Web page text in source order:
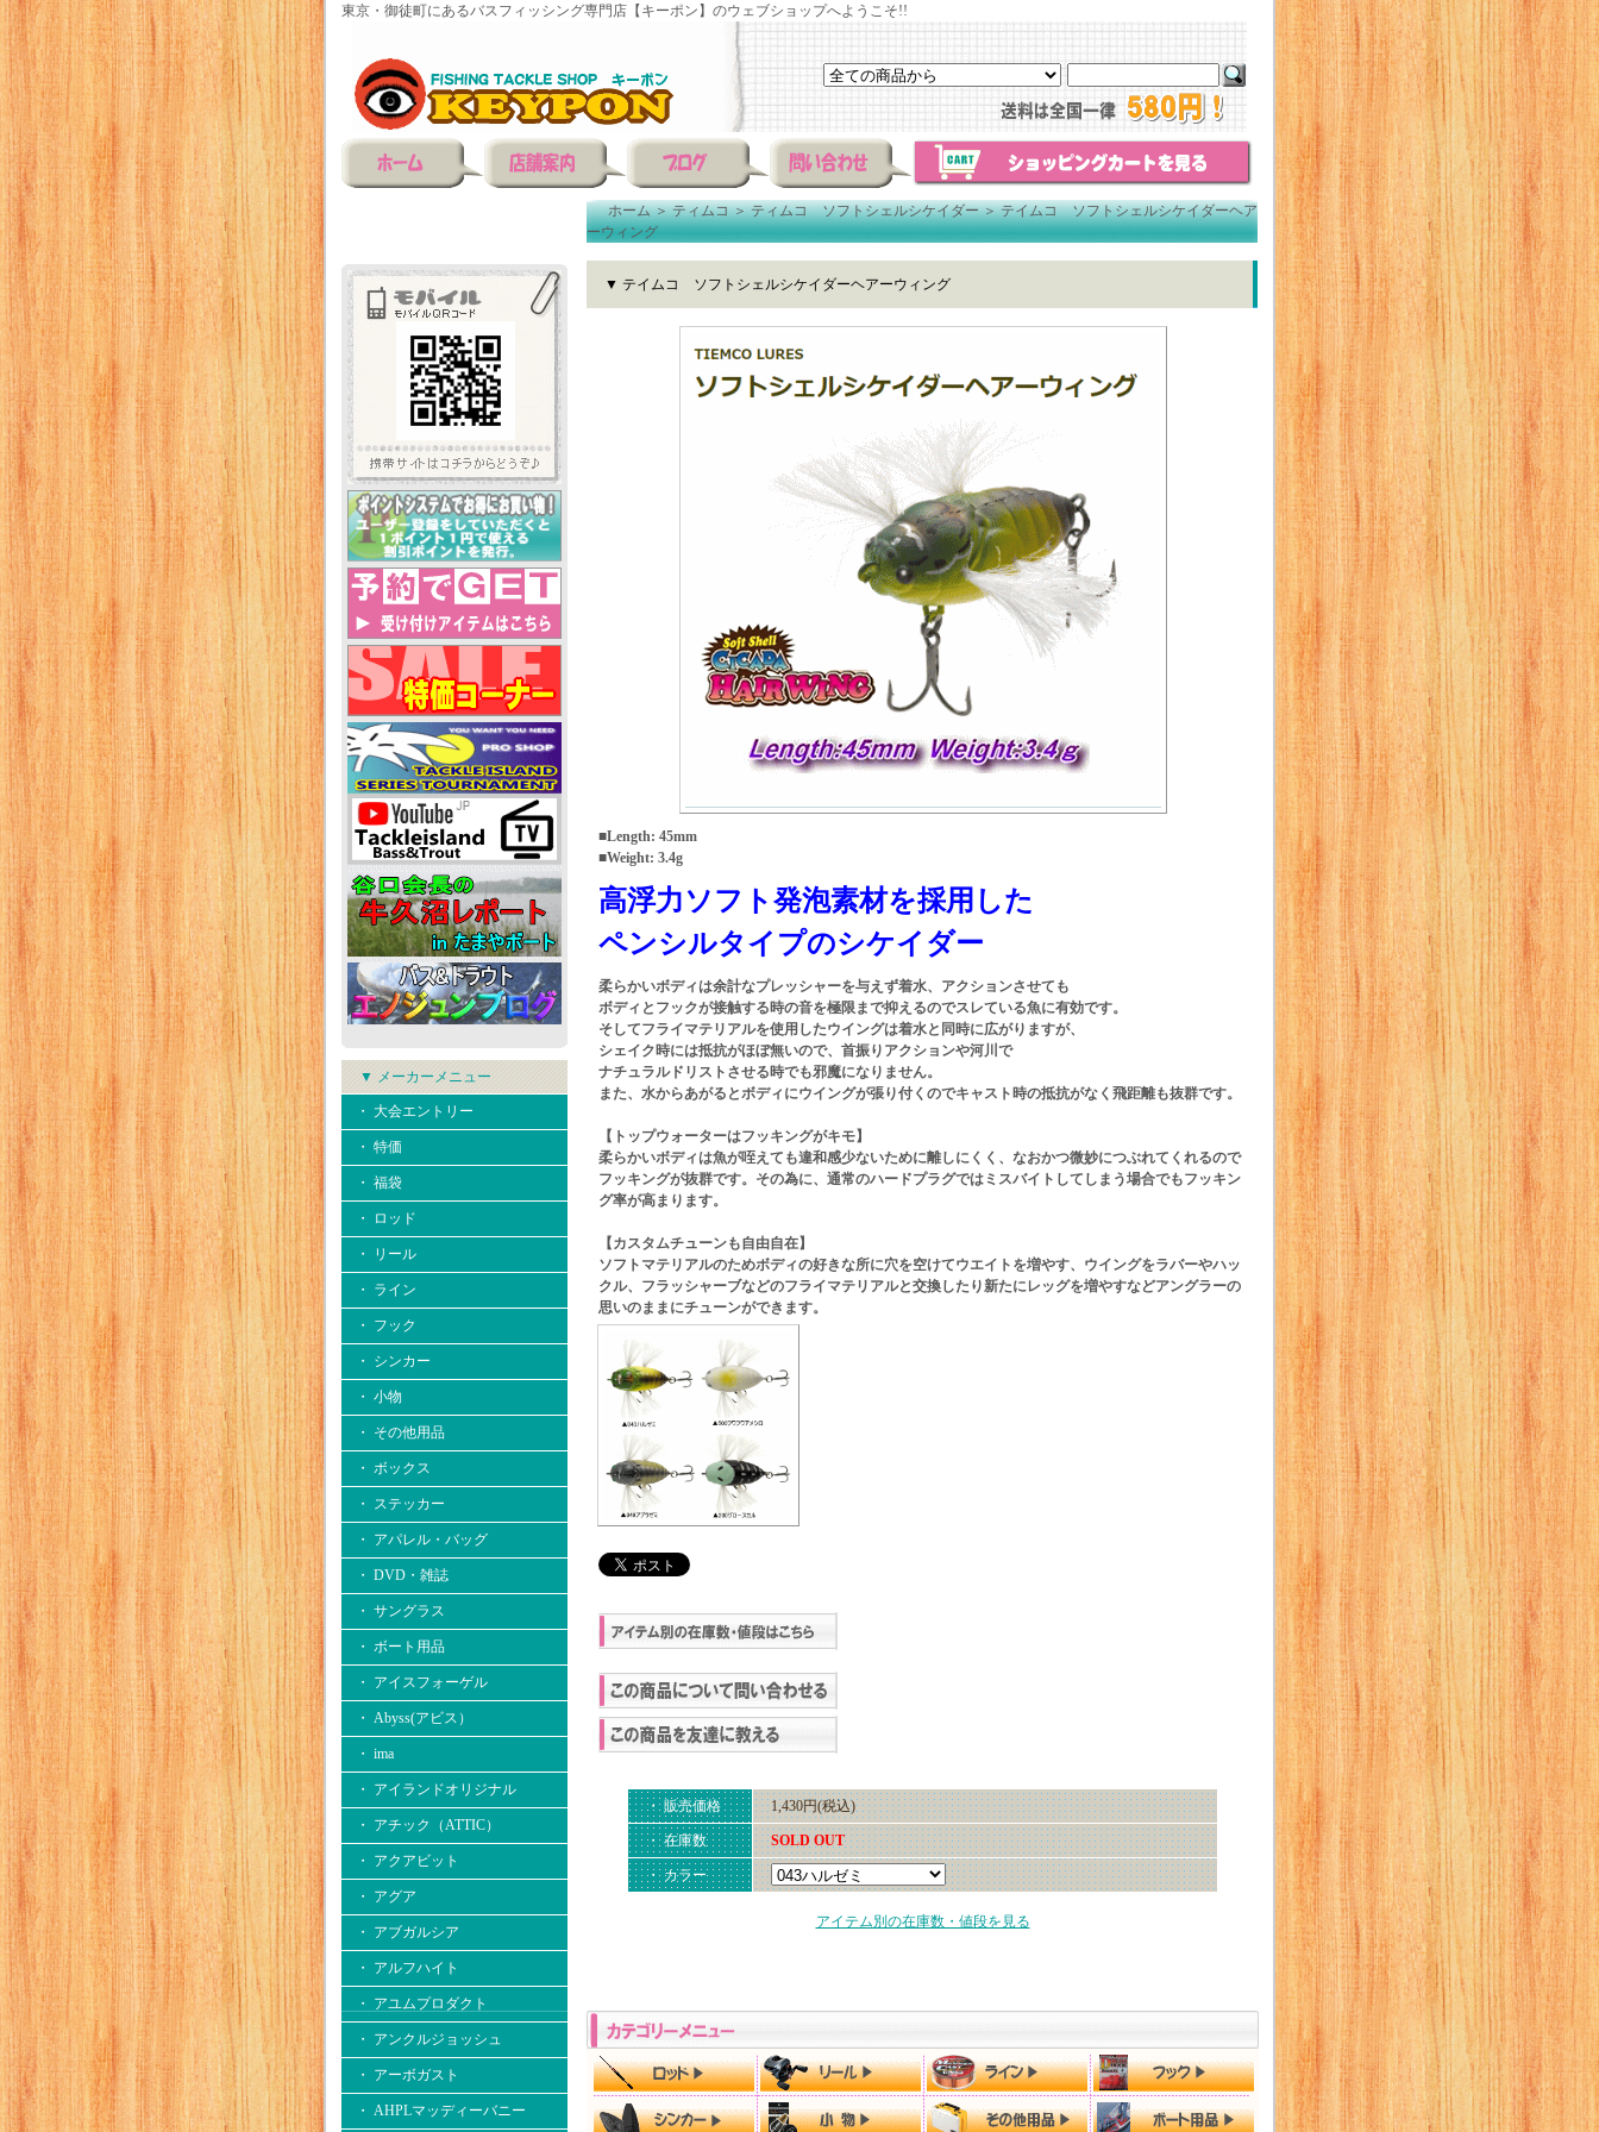
東京・御徒町にあるバスフィッシング専門店【キーポン】のウェブショップへようこそ!!
▼ メーカーメニュー
・ 大会エントリー
・ 特価
・ 福袋
・ ロッド
・ リール
・ ライン
・ フック
・ シンカー
・ 小物
・ その他用品
・ ボックス
・ ステッカー
・ アパレル・バッグ
・ DVD・雑誌
・ サングラス
・ ボート用品
・ アイスフォーゲル
・ Abyss(アビス）
・ ima
・ アイランドオリジナル
・ アチック（ATTIC）
・ アクアビット
・ アグア
・ アブガルシア
・ アルフハイト
・ アユムプロダクト
・ アンクルジョッシュ
・ アーボガスト
・ AHPLマッディーバニー
ホーム＞ティムコ＞ティムコ ソフトシェルシケイダー＞テイムコ ソフトシェルシケイダーヘア
ーウィング
▼ テイムコ ソフトシェルシケイダーヘアーウィング
■Length: 45mm
■Weight: 3.4g
高浮力ソフト発泡素材を採用した
ペンシルタイプのシケイダー
柔らかいボディは余計なプレッシャーを与えず着水、アクションさせても
ボディとフックが接触する時の音を極限まで抑えるのでスレている魚に有効です。
そしてフライマテリアルを使用したウイングは着水と同時に広がりますが、
シェイク時には抵抗がほぼ無いので、首振りアクションや河川で
ナチュラルドリストさせる時でも邪魔になりません。
また、水からあがるとボディにウイングが張り付くのでキャスト時の抵抗がなく飛距離も抜群です。
【トップウォーターはフッキングがキモ】
柔らかいボディは魚が咥えても違和感少ないために離しにくく、なおかつ微妙につぶれてくれるので
フッキングが抜群です。その為に、通常のハードプラグではミスバイトしてしまう場合でもフッキン
グ率が高まります。
【カスタムチューンも自由自在】
ソフトマテリアルのためボディの好きな所に穴を空けてウエイトを増やす、ウイングをラバーやハッ
クル、フラッシャーブなどのフライマテリアルと交換したり新たにレッグを増やすなどアングラーの
思いのままにチューンができます。
・ 販売価格 1,430円(税込)
・ 在庫数 SOLD OUT
・ カラー
アイテム別の在庫数・値段を見る